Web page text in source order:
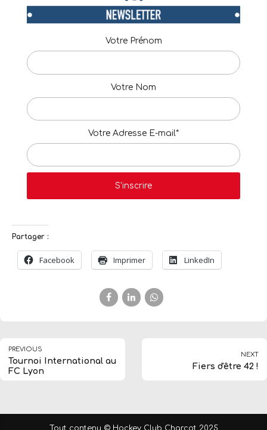
Votre Prénom
Votre Nom
Votre Adresse E-mail*
Partager :
Facebook Imprimer LinkedIn
PREVIOUS
Tournoi International au
FC Lyon
NEXT
Fiers d'être 42 !
Tout contenu © Hockey Club Charcot 2025